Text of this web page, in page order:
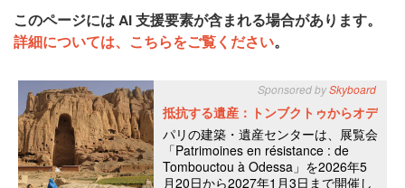
このページには AI 支援要素が含まれる場合があります。
詳細については、こちらをご覧ください。